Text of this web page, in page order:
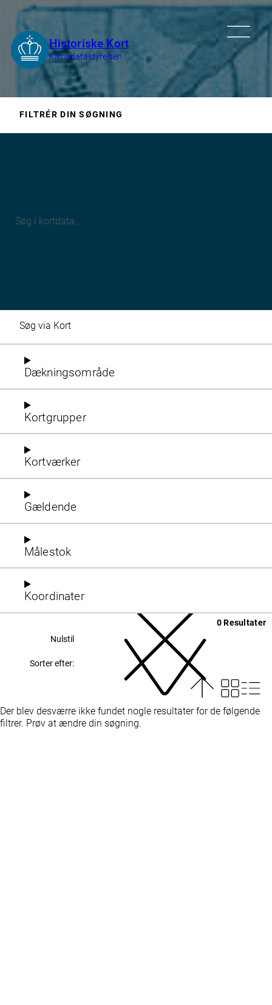
FILTRÉR DIN SØGNING
Søg via Kort
Dækningsområde
Kortgrupper
Kortværker
Gældende
Målestok
Koordinater
0 Resultater
Nulstil
Sorter efter:
Der blev desværre ikke fundet nogle resultater for de følgende
filtrer. Prøv at ændre din søgning.